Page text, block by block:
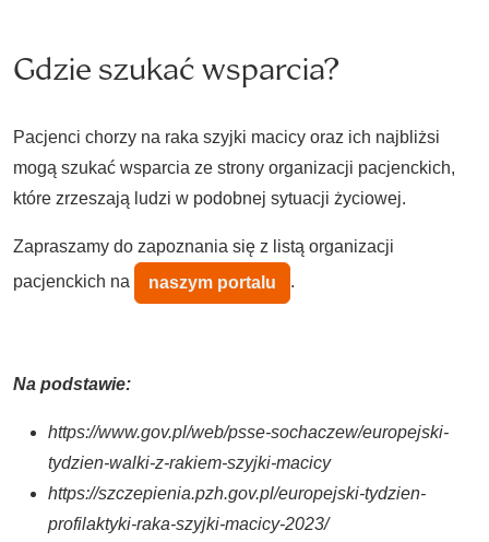
Gdzie szukać wsparcia?
Pacjenci chorzy na raka szyjki macicy oraz ich najbliżsi
mogą szukać wsparcia ze strony organizacji pacjenckich,
które zrzeszają ludzi w podobnej sytuacji życiowej.
Zapraszamy do zapoznania się z listą organizacji
pacjenckich na
naszym portalu .
Na podstawie:
https://www.gov.pl/web/psse-sochaczew/europejski-
tydzien-walki-z-rakiem-szyjki-macicy
https://szczepienia.pzh.gov.pl/europejski-tydzien-
profilaktyki-raka-szyjki-macicy-2023/